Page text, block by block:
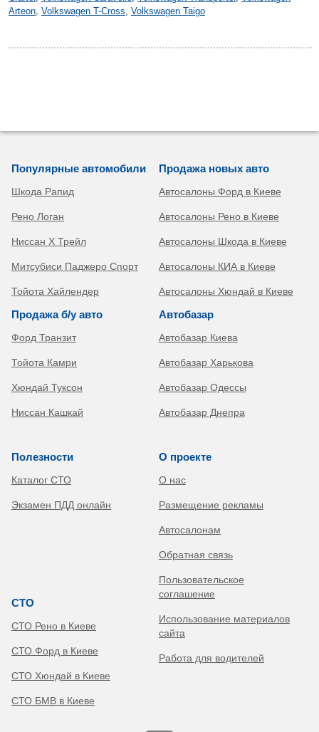
Arteon, Volkswagen T-Cross, Volkswagen Taigo
Популярные автомобили
Шкода Рапид
Рено Логан
Ниссан Х Трейл
Митсубиси Паджеро Спорт
Тойота Хайлендер
Продажа б/у авто
Форд Транзит
Тойота Камри
Хюндай Туксон
Ниссан Кашкай
Продажа новых авто
Автосалоны Форд в Киеве
Автосалоны Рено в Киеве
Автосалоны Шкода в Киеве
Автосалоны КИА в Киеве
Автосалоны Хюндай в Киеве
Автобазар
Автобазар Киева
Автобазар Харькова
Автобазар Одессы
Автобазар Днепра
Полезности
Каталог СТО
Экзамен ПДД онлайн
СТО
СТО Рено в Киеве
СТО Форд в Киеве
СТО Хюндай в Киеве
СТО БМВ в Киеве
О проекте
О нас
Размещение рекламы
Автосалонам
Обратная связь
Пользовательское
соглашение
Использование материалов
сайта
Работа для водителей